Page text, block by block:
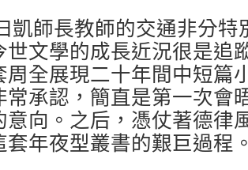
凱師長教師的交通非分特
世文學的成長近況很是追
周全展現二十年間中短篇
常承認，簡直是第一次會
意向。之后，憑仗著德律
套年夜型叢書的艱巨過程